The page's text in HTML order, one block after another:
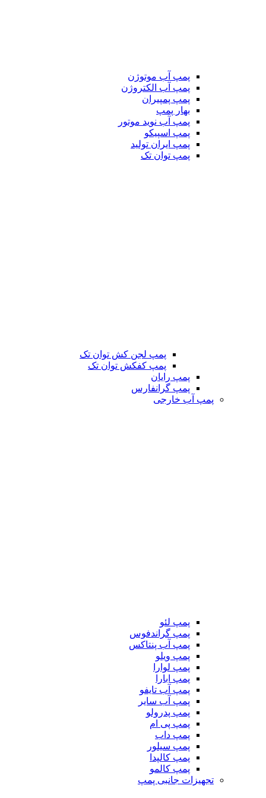
پمپ آب موتوژن
پمپ آب الکتروژن
پمپ پمپیران
بهار پمپ
پمپ آب نوید موتور
پمپ اسپیکو
پمپ ایران تولید
پمپ توان تک
پمپ لجن کش توان تک
پمپ کفکش توان تک
پمپ رایان
پمپ گرانفارس
پمپ آب خارجی
پمپ لئو
پمپ گراندفوس
پمپ آب پنتاکس
پمپ ویلو
پمپ لوارا
پمپ ابارا
پمپ آب تایفو
پمپ آب سایر
پمپ پدرولو
پمپ پی ام
پمپ داب
پمپ سیلور
پمپ کالپدا
پمپ کالمو
تجهیزات جانبی پمپ